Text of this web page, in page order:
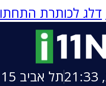
דלג לכותרת
תל אביב 15